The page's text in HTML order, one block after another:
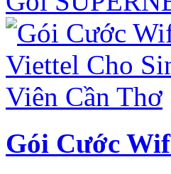
Gói Cước